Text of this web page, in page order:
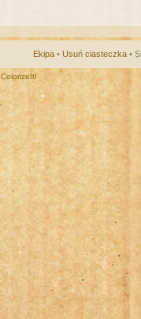
Ekipa • Usuń ciasteczka •
ColorizeIt!